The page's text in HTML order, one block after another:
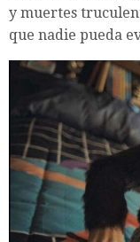
y muertes
que nadie pueda